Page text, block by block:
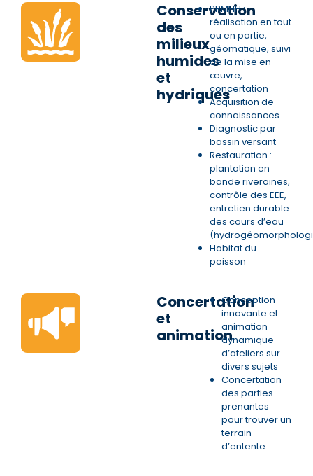
Conservation
des
milieux
humides
et
hydriques
PRMHH :
réalisation en tout
ou en partie,
géomatique, suivi
de la mise en
œuvre,
concertation
Acquisition de
connaissances
Diagnostic par
bassin versant
Restauration :
plantation en
bande riveraines,
contrôle des EEE,
entretien durable
des cours d’eau
Habitat du
poisson
Concertation
et
animation
Conception
innovante et
animation
dynamique
d’ateliers sur
divers sujets
Concertation
des parties
prenantes
pour trouver un
terrain
d’entente